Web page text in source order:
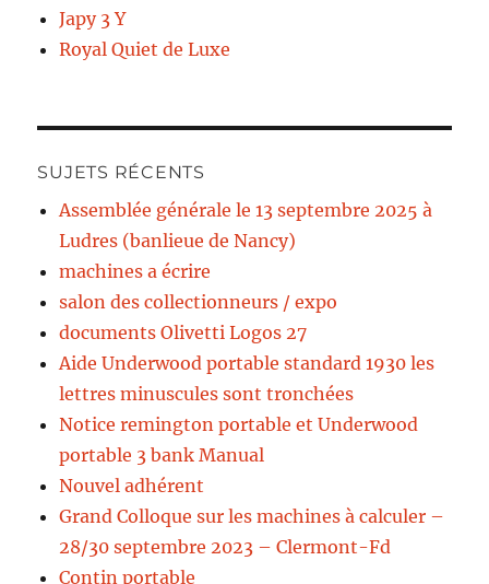
Japy 3 Y
Royal Quiet de Luxe
SUJETS RÉCENTS
Assemblée générale le 13 septembre 2025 à
Ludres (banlieue de Nancy)
machines a écrire
salon des collectionneurs / expo
documents Olivetti Logos 27
Aide Underwood portable standard 1930 les
lettres minuscules sont tronchées
Notice remington portable et Underwood
portable 3 bank Manual
Nouvel adhérent
Grand Colloque sur les machines à calculer –
28/30 septembre 2023 – Clermont-Fd
Contin portable